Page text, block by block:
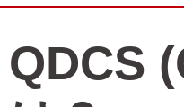
QDCS